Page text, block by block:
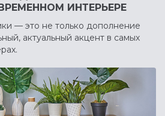
ИНТЕРЬЕРЕ
— это не только дополнение
актуальный акцент в самых